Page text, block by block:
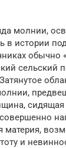
молнии,
в истории
обычно
сельский
сидящая
материя,
и